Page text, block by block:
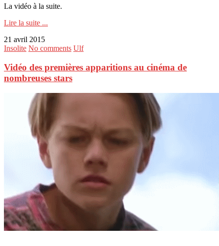
La vidéo à la suite.
Lire la suite ...
21 avril 2015
Insolite No comments Ulf
Vidéo des premières apparitions au cinéma de
nombreuses stars